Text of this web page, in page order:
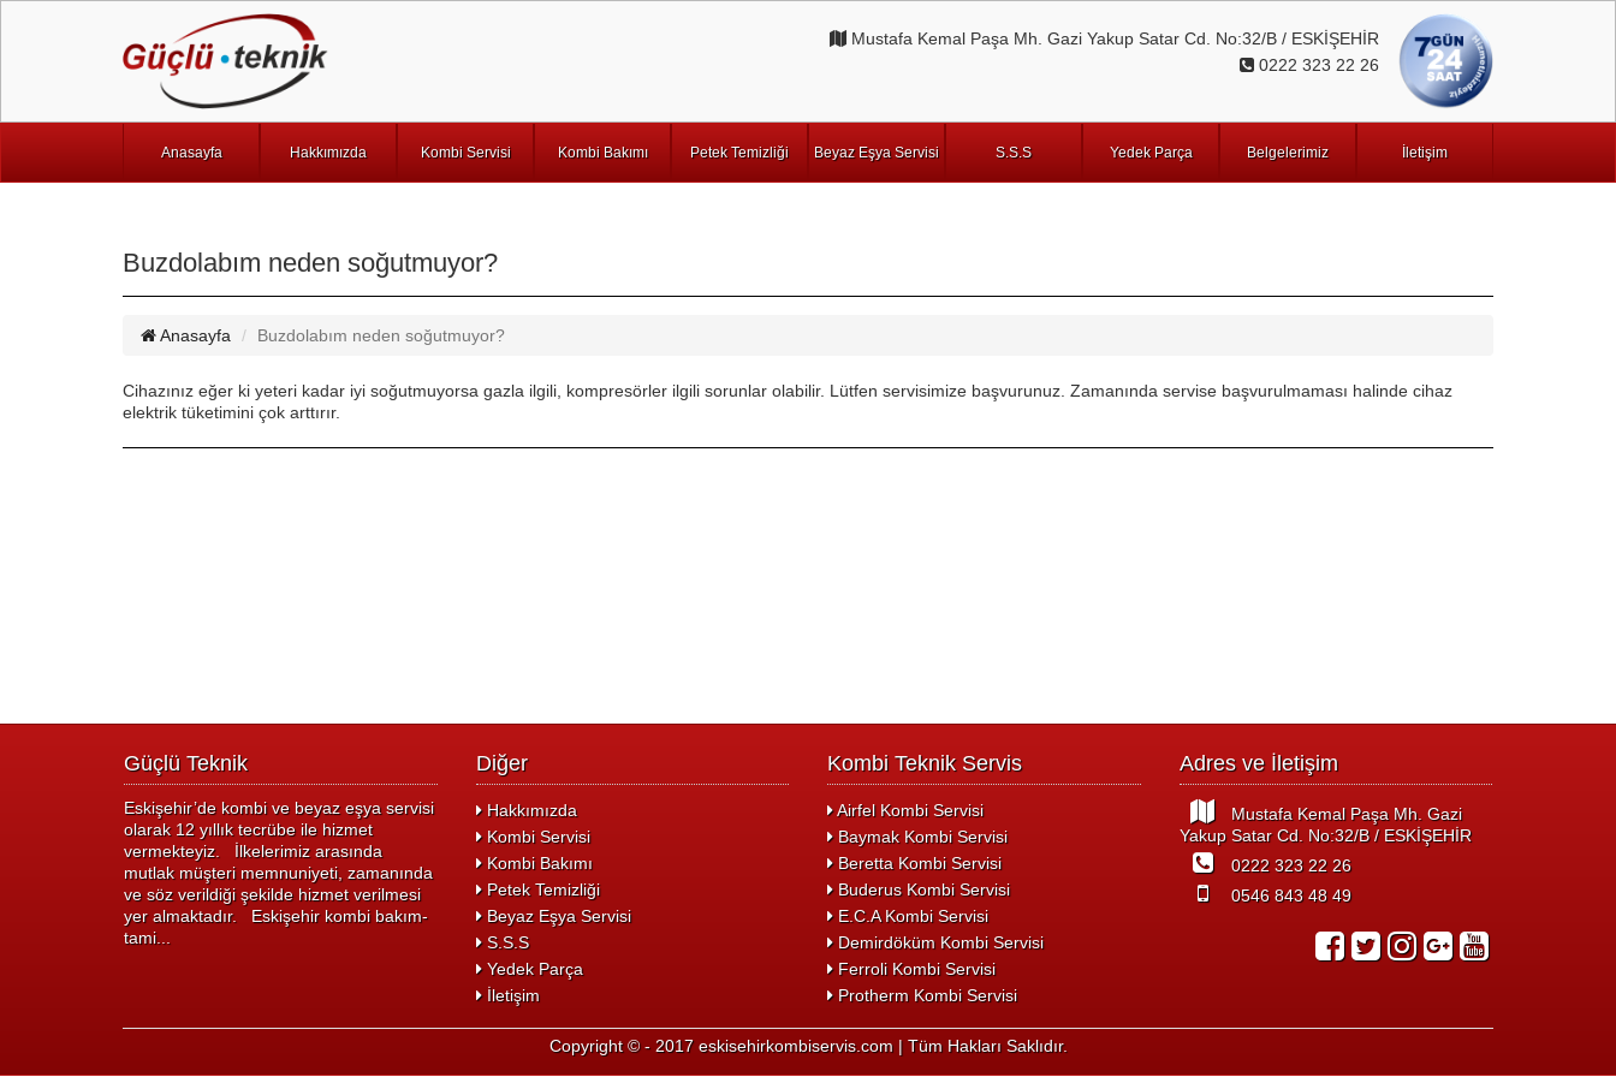
Mustafa Kemal Paşa Mh. Gazi Yakup Satar Cd. No:32/B / ESKİŞEHİR
0222 323 22 26
Anasayfa Hakkımızda Kombi Servisi Kombi Bakımı Petek Temizliği Beyaz Eşya Servisi S.S.S Yedek Parça Belgelerimiz İletişim
Buzdolabım neden soğutmuyor?
Anasayfa Buzdolabım neden soğutmuyor?
Cihazınız eğer ki yeteri kadar iyi soğutmuyorsa gazla ilgili, kompresörler ilgili sorunlar olabilir. Lütfen servisimize başvurunuz. Zamanında servise başvurulmaması halinde cihaz
elektrik tüketimini çok arttırır.
Güçlü Teknik
Eskişehir’de kombi ve beyaz eşya servisi
olarak 12 yıllık tecrübe ile hizmet
vermekteyiz. İlkelerimiz arasında
mutlak müşteri memnuniyeti, zamanında
ve söz verildiği şekilde hizmet verilmesi
yer almaktadır. Eskişehir kombi bakım-
tami...
Diğer
Hakkımızda
Kombi Servisi
Kombi Bakımı
Petek Temizliği
Beyaz Eşya Servisi
S.S.S
Yedek Parça
İletişim
Kombi Teknik Servis
Airfel Kombi Servisi
Baymak Kombi Servisi
Beretta Kombi Servisi
Buderus Kombi Servisi
E.C.A Kombi Servisi
Demirdöküm Kombi Servisi
Ferroli Kombi Servisi
Protherm Kombi Servisi
Adres ve İletişim
Mustafa Kemal Paşa Mh. Gazi
Yakup Satar Cd. No:32/B / ESKİŞEHİR
0222 323 22 26
0546 843 48 49
Copyright © - 2017 eskisehirkombiservis.com | Tüm Hakları Saklıdır.